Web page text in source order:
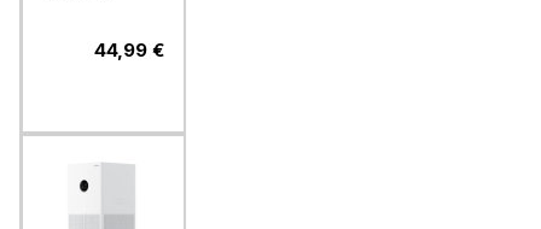
Smart air44,99 €